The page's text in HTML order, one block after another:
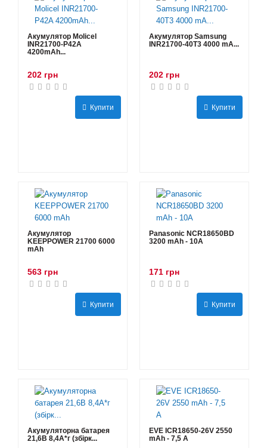
Акумулятор Molicel
INR21700-P42A
4200mAh...
202 грн
Купити
Акумулятор Samsung
INR21700-40T3 4000 mA...
202 грн
Купити
Акумулятор
KEEPPOWER 21700 6000
mAh
563 грн
Купити
Panasonic NCR18650BD
3200 mAh - 10А
171 грн
Купити
Акумуляторна батарея
21,6В 8,4A*г (збірк...
EVE ICR18650-26V 2550
mAh - 7,5 А